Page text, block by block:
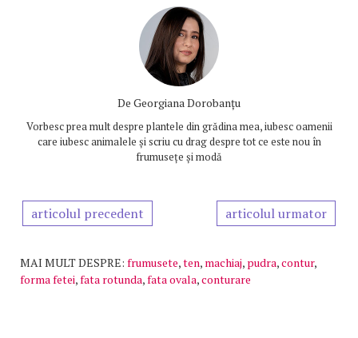
De Georgiana Dorobanțu
Vorbesc prea mult despre plantele din grădina mea, iubesc oamenii
care iubesc animalele și scriu cu drag despre tot ce este nou în
frumusețe și modă
articolul precedent articolul urmator
MAI MULT DESPRE: frumusete,ten, machiaj, pudra,contur,
forma fetei,fata rotunda,fata ovala,conturare